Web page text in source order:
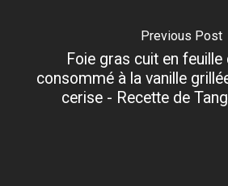
Previous Post
Foie gras cuit en feuille
consommé à la vanille
cerise - Recette de